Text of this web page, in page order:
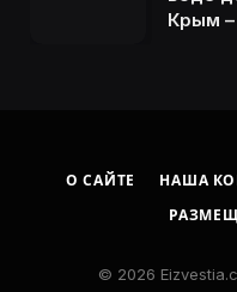
Крым
О САЙТЕ НАША
© 2026